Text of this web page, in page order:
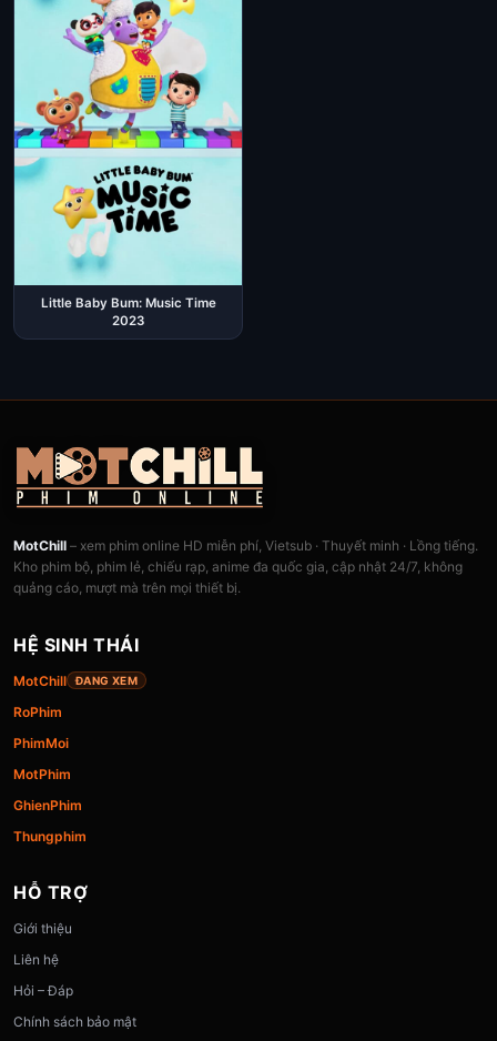
Little Baby Bum: Music Time
2023
MotChill – xem phim online HD miễn phí, Vietsub · Thuyết minh · Lồng tiếng.
Kho phim bộ, phim lẻ, chiếu rạp, anime đa quốc gia, cập nhật 24/7, không
quảng cáo, mượt mà trên mọi thiết bị.
HỆ SINH THÁI
MotChill ĐANG XEM
RoPhim
PhimMoi
MotPhim
GhienPhim
Thungphim
HỖ TRỢ
Giới thiệu
Liên hệ
Hỏi – Đáp
Chính sách bảo mật